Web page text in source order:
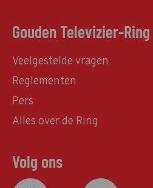
Gouden Televizier-Ring
Veelgestelde vragen
Reglementen
Pers
Alles over de Ring
Volg ons